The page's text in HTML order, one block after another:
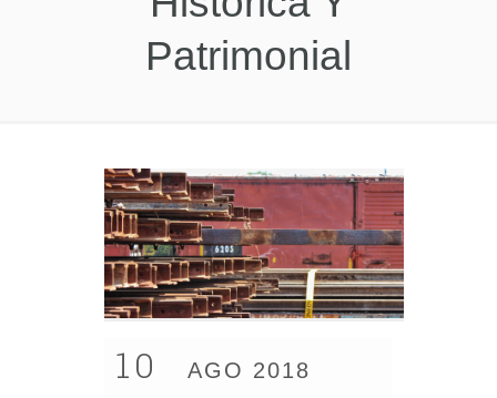
Patrimonial
10 AGO 2018